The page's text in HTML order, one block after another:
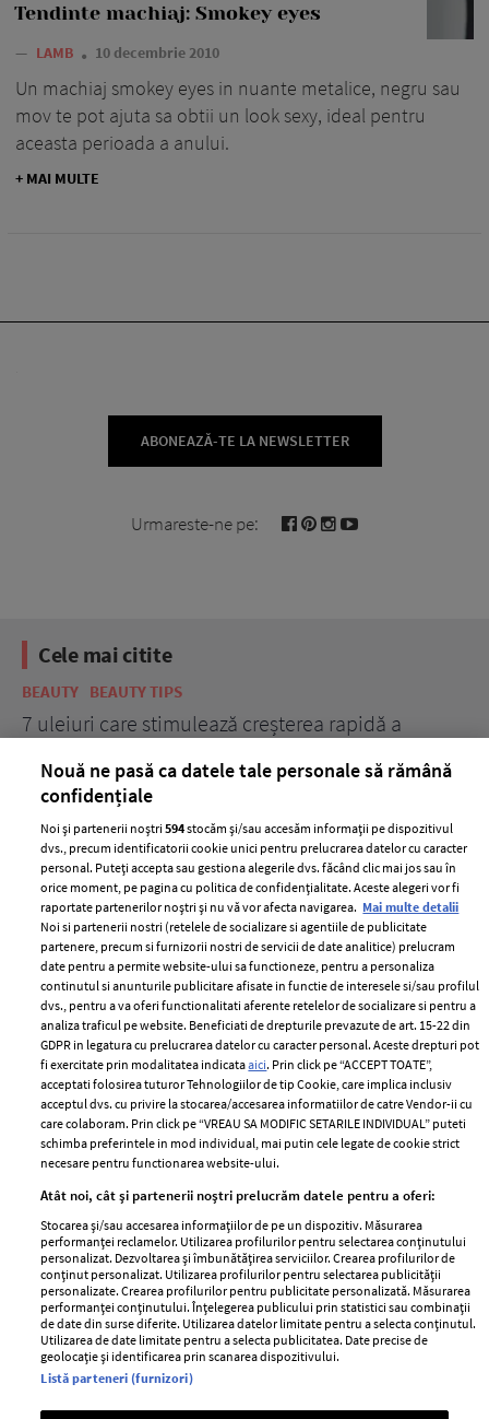
Tendinte machiaj: Smokey eyes
— LAMB 10 decembrie 2010
Un machiaj smokey eyes in nuante metalice, negru sau
mov te pot ajuta sa obtii un look sexy, ideal pentru
aceasta perioada a anului.
+ MAI MULTE
ABONEAZĂ-TE LA NEWSLETTER
Urmareste-ne pe:
Cele mai citite
BEAUTY BEAUTY TIPS
7 uleiuri care stimulează creșterea rapidă a
ELLE Style Awards
2024
Despre ELLE
Romania
Contact
Abonamente
Termeni si conditii
Politica de
confidențialitate
Politica de cookies
Publicitate
GSP
Unica
Baby
Retete
femei
Viva
Avantaje
Retete practice
Pariază responsabil! Decizia ONJN nr. 821/25.09.2025.
Jocurile de noroc sunt interzise minorilor.
Nouă ne pasă ca datele tale personale să rămână
confidențiale
Noi și partenerii noștri594stocăm și/sau accesăm informații pe dispozitivul
dvs., precum identificatorii cookie unici pentru prelucrarea datelor cu caracter
personal. Puteți accepta sau gestiona alegerile dvs. făcând clic mai jos sau în
orice moment, pe pagina cu politica de confidențialitate. Aceste alegeri vor fi
raportate partenerilor noștri și nu vă vor afecta navigarea. Mai multe detalii
Noi si partenerii nostri (retelele de socializare si agentiile de publicitate
partenere, precum si furnizorii nostri de servicii de date analitice) prelucram
date pentru a permite website-ului sa functioneze, pentru a personaliza
continutul si anunturile publicitare afisate in functie de interesele si/sau profilul
dvs., pentru a va oferi functionalitati aferente retelelor de socializare si pentru a
analiza traficul pe website. Beneficiati de drepturile prevazute de art. 15-22 din
GDPR in legatura cu prelucrarea datelor cu caracter personal. Aceste drepturi pot
fi exercitate prin modalitatea indicataaici. Prin click pe “ACCEPT TOATE”,
acceptati folosirea tuturor Tehnologiilor de tip Cookie, care implica inclusiv
acceptul dvs. cu privire la stocarea/accesarea informatiilor de catre Vendor-ii cu
care colaboram. Prin click pe “VREAU SA MODIFIC SETARILE INDIVIDUAL” puteti
schimba preferintele in mod individual, mai putin cele legate de cookie strict
necesare pentru functionarea website-ului.
Atât noi, cât și partenerii noștri prelucrăm datele pentru a oferi:
Stocarea și/sau accesarea informațiilor de pe un dispozitiv. Măsurarea
performanței reclamelor. Utilizarea profilurilor pentru selectarea conținutului
personalizat. Dezvoltarea și îmbunătățirea serviciilor. Crearea profilurilor de
conținut personalizat. Utilizarea profilurilor pentru selectarea publicității
personalizate. Crearea profilurilor pentru publicitate personalizată. Măsurarea
performanței conținutului. Înțelegerea publicului prin statistici sau combinații
de date din surse diferite. Utilizarea datelor limitate pentru a selecta conținutul.
Utilizarea de date limitate pentru a selecta publicitatea. Date precise de
geolocație și identificarea prin scanarea dispozitivului.
Listă parteneri (furnizori)